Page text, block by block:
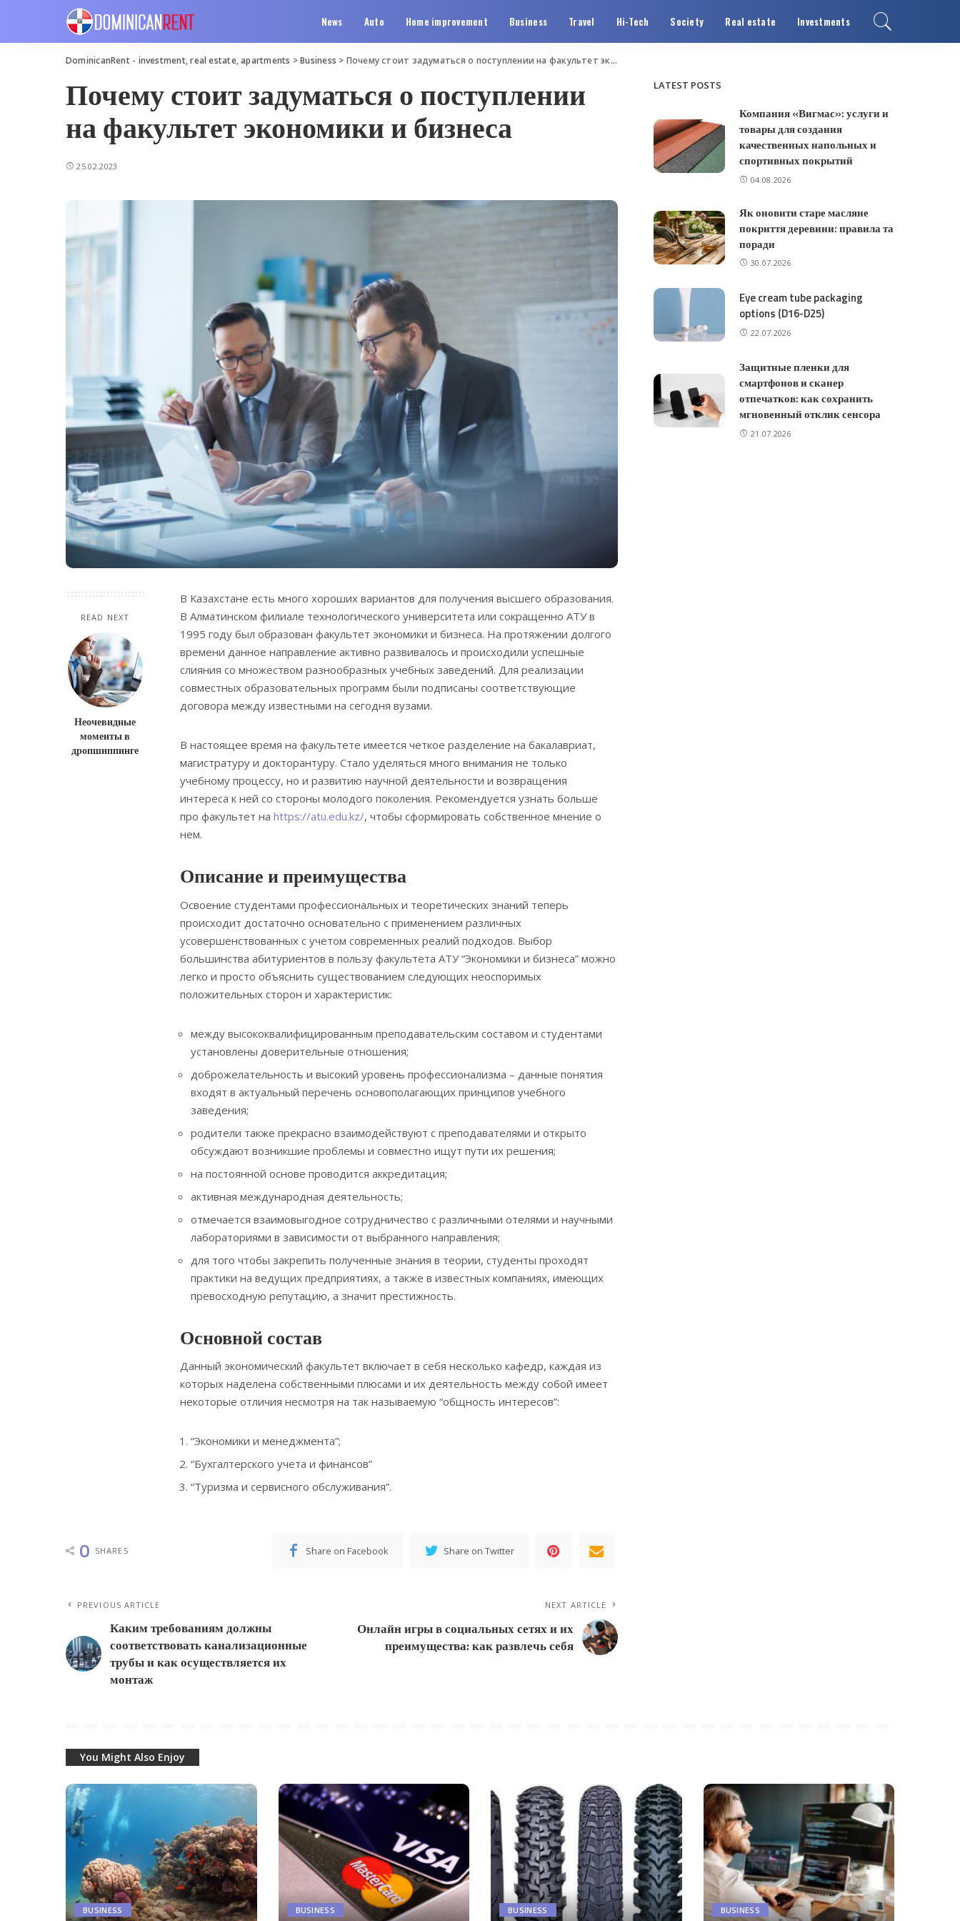
News Auto Home improvement Business Travel Hi-Tech Society Real estate Investments
DominicanRent - investment, real estate, apartments >Business > Почему стоит задуматься о поступлении на факультет экономики и бизнеса
Почему стоит задуматься о поступлении
на факультет экономики и бизнеса
25.02.2023
READ NEXT
Неочевидные
моменты в
дропшиппинге
В Казахстане есть много хороших вариантов для получения высшего образования.
В Алматинском филиале технологического университета или сокращенно АТУ в
1995 году был образован факультет экономики и бизнеса. На протяжении долгого
времени данное направление активно развивалось и происходили успешные
слияния со множеством разнообразных учебных заведений. Для реализации
совместных образовательных программ были подписаны соответствующие
договора между известными на сегодня вузами.
В настоящее время на факультете имеется четкое разделение на бакалавриат,
магистратуру и докторантуру. Стало уделяться много внимания не только
учебному процессу, но и развитию научной деятельности и возвращения
интереса к ней со стороны молодого поколения. Рекомендуется узнать больше
про факультет на https://atu.edu.kz/, чтобы сформировать собственное мнение о
нем.
Описание и преимущества
Освоение студентами профессиональных и теоретических знаний теперь
происходит достаточно основательно с применением различных
усовершенствованных с учетом современных реалий подходов. Выбор
большинства абитуриентов в пользу факультета АТУ “Экономики и бизнеса” можно
легко и просто объяснить существованием следующих неоспоримых
положительных сторон и характеристик:
между высококвалифицированным преподавательским составом и студентами
установлены доверительные отношения;
доброжелательность и высокий уровень профессионализма – данные понятия
входят в актуальный перечень основополагающих принципов учебного
заведения;
родители также прекрасно взаимодействуют с преподавателями и открыто
обсуждают возникшие проблемы и совместно ищут пути их решения;
на постоянной основе проводится аккредитация;
активная международная деятельность;
отмечается взаимовыгодное сотрудничество с различными отелями и научными
лабораториями в зависимости от выбранного направления;
для того чтобы закрепить полученные знания в теории, студенты проходят
практики на ведущих предприятиях, а также в известных компаниях, имеющих
превосходную репутацию, а значит престижность.
Основной состав
Данный экономический факультет включает в себя несколько кафедр, каждая из
которых наделена собственными плюсами и их деятельность между собой имеет
некоторые отличия несмотря на так называемую “общность интересов”:
“Экономики и менеджмента”;
“Бухгалтерского учета и финансов”
“Туризма и сервисного обслуживания”.
0 SHARES Share on Facebook Share on Twitter
PREVIOUS ARTICLE
Каким требованиям должны
соответствовать канализационные
трубы и как осуществляется их
монтаж
NEXT ARTICLE
Онлайн игры в социальных сетях и их
преимущества: как развлечь себя
LATEST POSTS
Компания «Вигмас»: услуги и
товары для создания
качественных напольных и
спортивных покрытий
04.08.2026
Як оновити старе масляне
покриття деревини: правила та
поради
30.07.2026
Eye cream tube packaging
options (D16-D25)
22.07.2026
Защитные пленки для
смартфонов и сканер
отпечатков: как сохранить
мгновенный отклик сенсора
21.07.2026
You Might Also Enjoy
BUSINESS BUSINESS BUSINESS BUSINESS